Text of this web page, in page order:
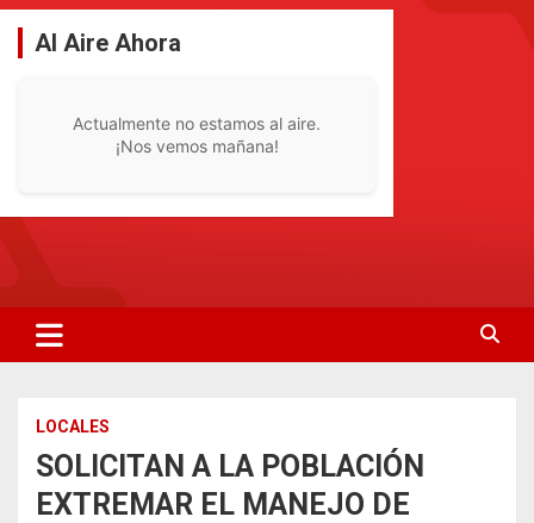
Saltar
contenido
Al Aire Ahora
Actualmente no estamos al aire.
¡Nos vemos mañana!
LOCALES
SOLICITAN A LA POBLACIÓN
EXTREMAR EL MANEJO DE